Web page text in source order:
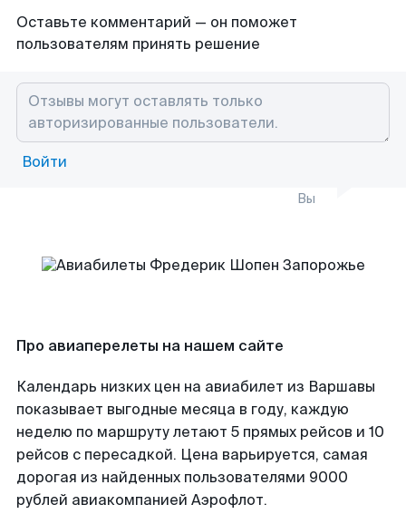
Оставьте комментарий — он поможет
пользователям принять решение
Войти
Вы
Про авиаперелеты на нашем сайте
Календарь низких цен на авиабилет из Варшавы
показывает выгодные месяца в году, каждую
неделю по маршруту летают 5 прямых рейсов и 10
рейсов с пересадкой. Цена варьируется, самая
дорогая из найденных пользователями 9000
рублей авиакомпанией Аэрофлот.